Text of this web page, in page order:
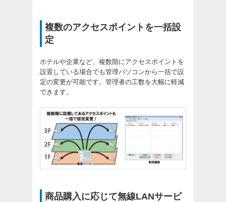
複数のアクセスポイントを一括設
定
ホテルや企業など、複数階にアクセスポイントを
設置している場合でも管理パソコンから一括で設
定の変更が可能です。管理者の工数を大幅に軽減
できます。
商品購入に応じて無線LANサービ